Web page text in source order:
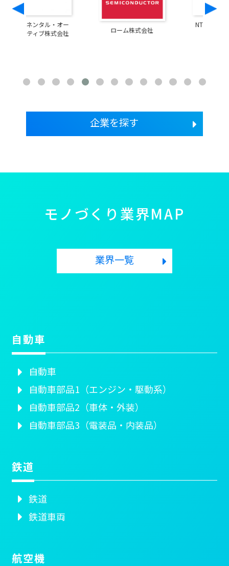
ローム株式会社
NTTアドバンステクノ
ロジ株式会社
企業を探す
モノづくり業界MAP
業界一覧
自動車
自動車
自動車部品1（エンジン・駆動系）
自動車部品2（車体・外装）
自動車部品3（電装品・内装品）
鉄道
鉄道
鉄道車両
航空機